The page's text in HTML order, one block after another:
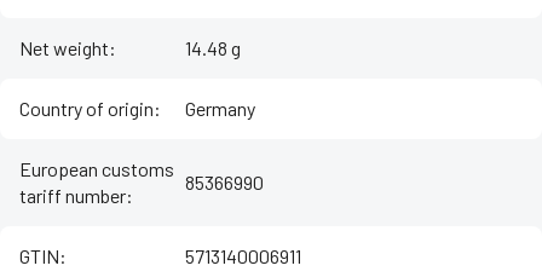
Net weight: 14.48 g
Country of origin: Germany
European customs
tariff number:
85366990
GTIN: 5713140006911